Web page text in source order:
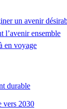
un avenir
l’avenir ensemble
en voyage
durable
vers 2030